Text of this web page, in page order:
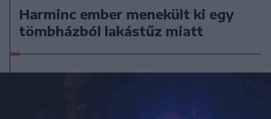
Harminc ember menekült ki egy
tömbházból lakástűz miatt